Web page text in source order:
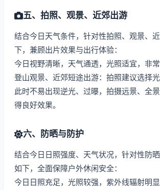
五、拍照、观景、近郊出游
结合今日天气条件，针对性拍照、观景、
下，兼顾出片效果与出行体验：
今日视野清晰，天气通透，光照适宜，非常
登山观景、近郊短途出游：拍照建议选择光
此时不易出现逆光、过曝，拍摄远景、全
得良好效果。
六、防晒与防护
结合今日日照强度、天气状况，针对性防
如下，全面保障户外休闲安全：
今日日照充足，光照较强，紫外线辐射明